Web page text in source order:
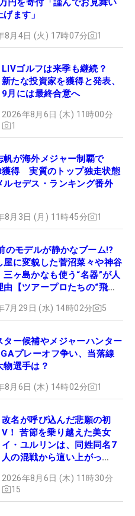
将司）に、みっちり鍛え
きますね」。
ィス」で4位になるな
キング29位とまずまずの
戸も先週を15位で終える
ド返り、そして13年ぶり
何はともあれ“硬・重グ
に対する向き合い方が重
・しょうた）/1992年6月
ィ兼コーチを務める。16
PGAティーチングプロ
ルフをメジャースポーツ
る。21年には澁澤莉絵留
また現在、安田祐香の指
ゴルファーの大西葵は実
GOLF TV』も好評で、著
ばす！！ 飛距離アップの
円を寄付「謹んでお見舞い
ます」
8月4日 (火) 17時07分 1
LIVゴルフは来季も継続？
新たな投資家を獲得と発表、
9月には最終合意へ
2026年8月6日 (木) 11時00分
1
帆が海外メジャー制覇で
得 実質のトップ独走状態
ルセデス・ランキング番外
8月3日 (月) 11時45分 1
のモデルが静かなブーム!?
屋に変貌した菅沼菜々や神谷
三ヶ島かなも使う“名器”が人
由【ツアープロたちの“飛ば
7月29日 (水) 14時02分 5
ター候補やメジャーハンター
プレーオフ争い、当落線
物選手は？
8月6日 (木) 14時02分 1
改名が呼び込んだ悲願の初
V！ 苦節を乗り越えた美女
イ・ユルリンは、同姓同名7
人の混戦から這い上がっ
2026年8月6日 (木) 11時30分
15